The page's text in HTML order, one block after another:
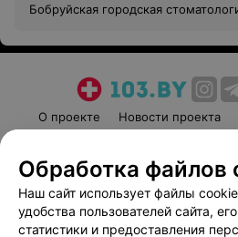
Бобруйская городская
О проекте Новости проекта
Пользовательское соглашение
Вакансии
Написать
Обработка файлов
Наш сайт использует файлы
удобства пользователей сайта,
статистики и предоставления